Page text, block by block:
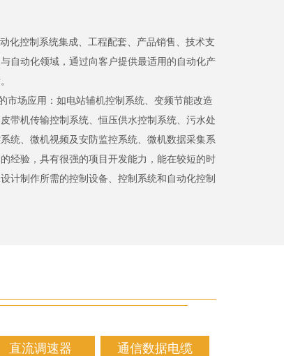
化控制系统集成、工程配套、产品销售、技术支
自动化领域，通过向客户提供最适用的自动化产
市场应用：如电站辅机控制系统、变频节能改造
带机传输控制系统、恒压供水控制系统、污水处
统、微机视频及安防监控系统、微机数据采集系
经验，具有很强的项目开发能力，能在较短的时
计制作所需的控制设备、控制系统和自动化控制
直流调速器 通信数据电缆